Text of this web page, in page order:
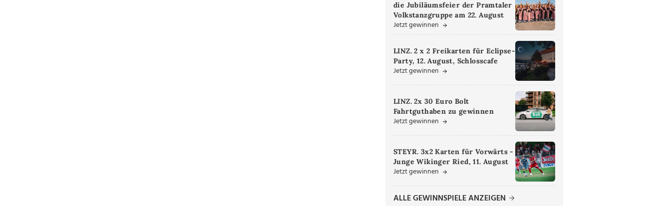
die Jubiläumsfeier der Pramtaler
Volkstanzgruppe am 22. August
Jetzt gewinnen
LINZ. 2 x 2 Freikarten für Eclipse-
Party, 12. August, Schlosscafe
Jetzt gewinnen
LINZ. 2x 30 Euro Bolt
Fahrtguthaben zu gewinnen
Jetzt gewinnen
STEYR. 3x2 Karten für Vorwärts -
Junge Wikinger Ried, 11. August
Jetzt gewinnen
ALLE GEWINNSPIELE ANZEIGEN